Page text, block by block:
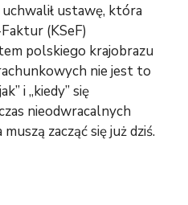
ustawę, która
(KSeF)
polskiego krajobrazu
nie jest to
i „kiedy” się
nieodwracalnych
zacząć się już dziś.